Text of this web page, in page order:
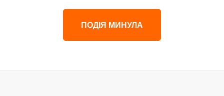
ПОДІЯ МИНУЛА